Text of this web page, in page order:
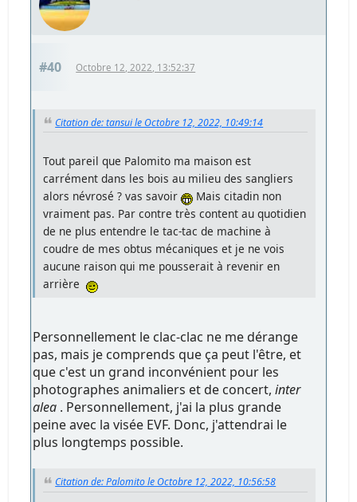
#40 Octobre 12, 2022, 13:52:37
Citation de: tansui le Octobre 12, 2022, 10:49:14
Tout pareil que Palomito ma maison est
carrément dans les bois au milieu des sangliers
alors névrosé ? vas savoir
Mais citadin non
vraiment pas. Par contre très content au quotidien
de ne plus entendre le tac-tac de machine à
coudre de mes obtus mécaniques et je ne vois
aucune raison qui me pousserait à revenir en
arrière
Personnellement le clac-clac ne me dérange
pas, mais je comprends que ça peut l'être, et
que c'est un grand inconvénient pour les
photographes animaliers et de concert,inter
alea . Personnellement, j'ai la plus grande
peine avec la visée EVF. Donc, j'attendrai le
plus longtemps possible.
Citation de: Palomito le Octobre 12, 2022, 10:56:58